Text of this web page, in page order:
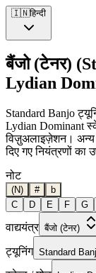
🇮🇳हिन्दी
बैंजो (टेनर)
Lydian
Standard Banjo
Lydian Dominant
विज़ुअलाइज़ेशन। अन्य
दिए गए नियंत्रणों का
नोट
(N) #
b
C
D E F G
वाद्ययंत्र बैंजो (टेनर)
ट्यूनिंग Standard